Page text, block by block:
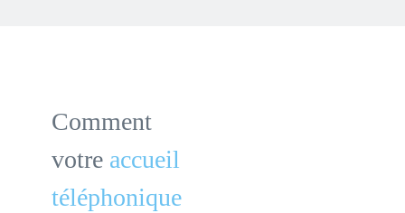
Comment
votre accueil
téléphonique